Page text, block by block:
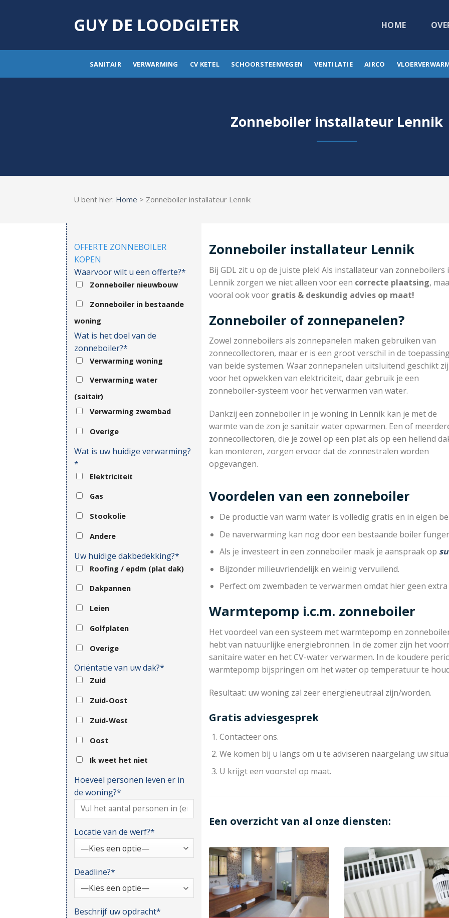
GUY DE LOODGIETER HOME
SANITAIR VERWARMING CV KETEL SCHOORSTEENVEGEN VENTILATIE AIRCO
Zonneboiler installateur Lennik
U bent hier: Home > Zonneboiler installateur Lennik
OFFERTE ZONNEBOILER
KOPEN
Waarvoor wilt u een offerte?*
Zonneboiler nieuwbouw
Zonneboiler in bestaande
woning
Wat is het doel van de
zonneboiler?*
Verwarming woning
Verwarming water
(saitair)
Verwarming zwembad
Overige
Wat is uw huidige verwarming?
*
Elektriciteit
Gas
Stookolie
Andere
Uw huidige dakbedekking?*
Roofing / epdm (plat dak)
Dakpannen
Leien
Golfplaten
Overige
Oriëntatie van uw dak?*
Zuid
Zuid-Oost
Zuid-West
Oost
Ik weet het niet
Hoeveel personen leven er in
de woning?*
Locatie van de werf?*
Deadline?*
Beschrijf uw opdracht*
Zonneboiler installateur Lennik
Bij GDL zit u op de juiste plek! Als installateur van zonneboilers
Lennik zorgen we niet alleen voor een correcte plaatsing,
vooral ook voor gratis & deskundig advies op maat!
Zonneboiler of zonnepanelen?
Zowel zonneboilers als zonnepanelen maken gebruiken van
zonnecollectoren, maar er is een groot verschil in de
van beide systemen. Waar zonnepanelen uitsluitend geschikt
voor het opwekken van elektriciteit, daar gebruik je een
zonneboiler-systeem voor het verwarmen van water.
Dankzij een zonneboiler in je woning in Lennik kan je met de
warmte van de zon je sanitair water opwarmen. Een of
zonnecollectoren, die je zowel op een plat als op een hellend
kan monteren, zorgen ervoor dat de zonnestralen worden
opgevangen.
Voordelen van een zonneboiler
De productie van warm water is volledig gratis en in eigen
De naverwarming kan nog door een bestaande boiler
Als je investeert in een zonneboiler maak je aanspraak op
Bijzonder milieuvriendelijk en weinig vervuilend.
Perfect om zwembaden te verwarmen omdat hier geen
Warmtepomp i.c.m. zonneboiler
Het voordeel van een systeem met warmtepomp en
hebt van natuurlijke energiebronnen. In de zomer zijn het
sanitaire water en het CV-water verwarmen. In de koudere
warmtepomp bijspringen om het water op temperatuur te
Resultaat: uw woning zal zeer energieneutraal zijn/worden.
Gratis adviesgesprek
Contacteer ons.
We komen bij u langs om u te adviseren naargelang uw
U krijgt een voorstel op maat.
Een overzicht van al onze diensten: